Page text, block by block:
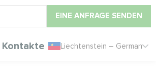
EINE ANFRAGE SENDEN
Kontakte Liechtenstein – German